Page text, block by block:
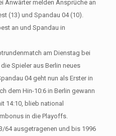
Anwärter melden Ansprüche an
(13) und Spandau 04 (10).
an und Spandau in
am Dienstag bei
Spieler aus Berlin neues
04 geht nun als Erster in
dem Hin-10:6 in Berlin gewann
14:10, blieb national
in die Playoffs.
64 ausgetragenen und bis 1996